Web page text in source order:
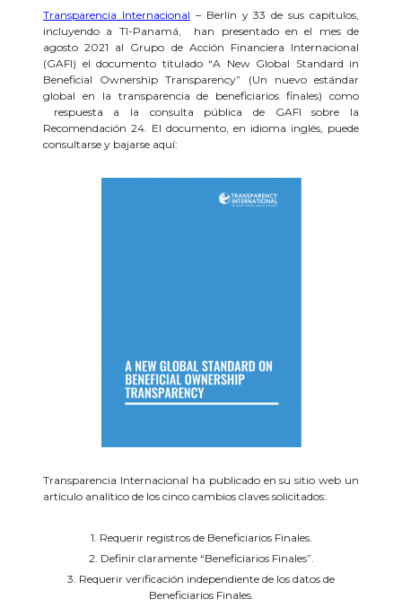
Transparencia Internacional – Berlín y 33 de sus capítulos,
incluyendo a TI-Panamá, han presentado en el mes de
agosto 2021 al Grupo de Acción Financiera Internacional
(GAFI) el documento titulado “A New Global Standard in
Beneficial Ownership Transparency” (Un nuevo estándar
global en la transparencia de beneficiarios finales) como
respuesta a la consulta pública de GAFI sobre la
Recomendación 24. El documento, en idioma inglés, puede
consultarse y bajarse aquí:
Transparencia Internacional ha publicado en su sitio web un
artículo analítico de los cinco cambios claves solicitados:
1. Requerir registros de Beneficiarios Finales.
2. Definir claramente “Beneficiarios Finales”.
3. Requerir verificación independiente de los datos de
Beneficiarios Finales.